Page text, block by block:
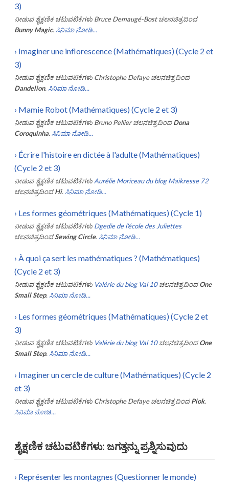
3)
ನೀಡುವ ಶೈಕ್ಷಣಿಕ ಚಟುವಟಿಕೆಗಳು Bruce Demaugé-Bost ಚಲನಚಿತ್ರದಿಂದ
Bunny Magic. ಸಿನಿಮಾ ನೋಡಿ...
› Imaginer une inflorescence (Mathématiques) (Cycle 2 et
3)
ನೀಡುವ ಶೈಕ್ಷಣಿಕ ಚಟುವಟಿಕೆಗಳು Christophe Defaye ಚಲನಚಿತ್ರದಿಂದ
Dandelion. ಸಿನಿಮಾ ನೋಡಿ...
› Mamie Robot (Mathématiques) (Cycle 2 et 3)
ನೀಡುವ ಶೈಕ್ಷಣಿಕ ಚಟುವಟಿಕೆಗಳು Bruno Pellier ಚಲನಚಿತ್ರದಿಂದ Dona
Coroquinha. ಸಿನಿಮಾ ನೋಡಿ...
› Écrire l'histoire en dictée à l'adulte (Mathématiques)
(Cycle 2 et 3)
ನೀಡುವ ಶೈಕ್ಷಣಿಕ ಚಟುವಟಿಕೆಗಳು Aurélie Moriceau du blog Maikresse 72
ಚಲನಚಿತ್ರದಿಂದ Hi. ಸಿನಿಮಾ ನೋಡಿ...
› Les formes géométriques (Mathématiques) (Cycle 1)
ನೀಡುವ ಶೈಕ್ಷಣಿಕ ಚಟುವಟಿಕೆಗಳು Dgedie de l'école des Juliettes
ಚಲನಚಿತ್ರದಿಂದSewing Circle. ಸಿನಿಮಾ ನೋಡಿ...
› À quoi ça sert les mathématiques ? (Mathématiques)
(Cycle 2 et 3)
ನೀಡುವ ಶೈಕ್ಷಣಿಕ ಚಟುವಟಿಕೆಗಳು Valérie du blog Val 10 ಚಲನಚಿತ್ರದಿಂದ One
Small Step. ಸಿನಿಮಾ ನೋಡಿ...
› Les formes géométriques (Mathématiques) (Cycle 2 et
3)
ನೀಡುವ ಶೈಕ್ಷಣಿಕ ಚಟುವಟಿಕೆಗಳು Valérie du blog Val 10 ಚಲನಚಿತ್ರದಿಂದ One
Small Step. ಸಿನಿಮಾ ನೋಡಿ...
› Imaginer un cercle de culture (Mathématiques) (Cycle 2
et 3)
ನೀಡುವ ಶೈಕ್ಷಣಿಕ ಚಟುವಟಿಕೆಗಳು Christophe Defaye ಚಲನಚಿತ್ರದಿಂದ Piok.
ಸಿನಿಮಾ ನೋಡಿ...
ಶೈಕ್ಷಣಿಕ ಚಟುವಟಿಕೆಗಳು: ಜಗತ್ತನ್ನು ಪ್ರಶ್ನಿಸುವುದು
› Représenter les montagnes (Questionner le monde)